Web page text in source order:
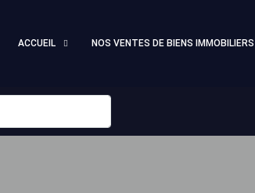
ACCUEIL NOS VENTES DE BIENS IMMOBILIERS